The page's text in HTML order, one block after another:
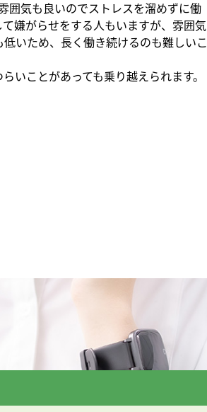
囲気も良いのでストレスを溜めずに働
嫌がらせをする人もいますが、雰囲気
いため、長く働き続けるのも難しいこ
いことがあっても乗り越えられます。